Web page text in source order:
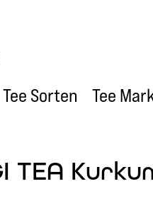
Tee Sorten Tee
TEA